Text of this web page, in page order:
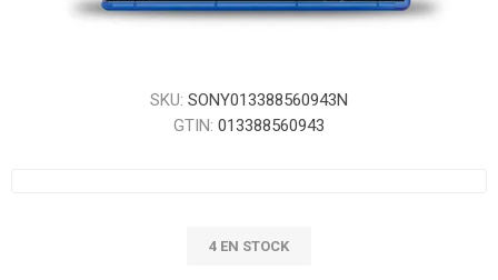
SKU: SONY013388560943N
GTIN: 013388560943
4 EN STOCK